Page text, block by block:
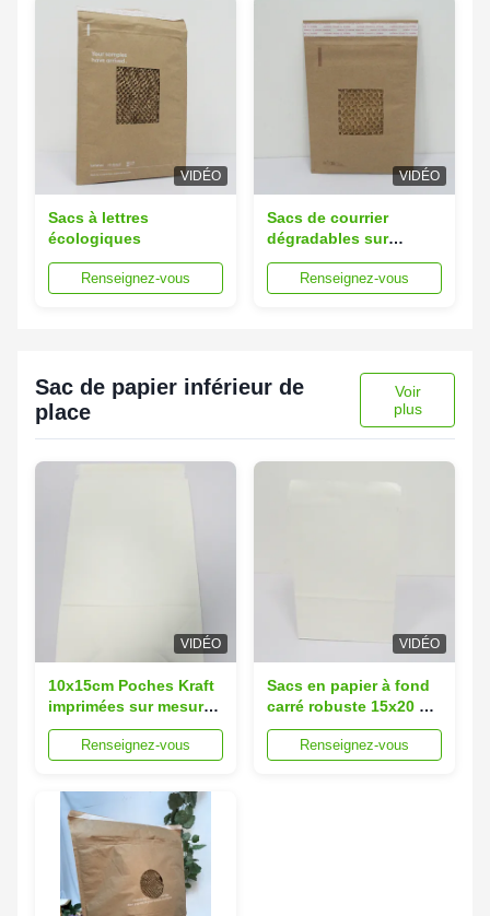
VIDÉO
Sacs à lettres
écologiques
Renseignez-vous
VIDÉO
Sacs de courrier
dégradables sur
mesure 25x35 cm
Floral / Geométrique
Renseignez-vous
Sac de papier inférieur de
place
Voir
plus
VIDÉO
10x15cm Poches Kraft
imprimées sur mesure
Enveloppes de
livraison en papier
Renseignez-vous
VIDÉO
Sacs en papier à fond
carré robuste 15x20 cm
Enveloppes en papier
recycléRenseignez-vous